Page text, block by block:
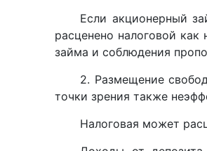
Если акционерный
расценено налоговой
займа и соблюдения
2. Размещение
точки зрения также
Налоговая может